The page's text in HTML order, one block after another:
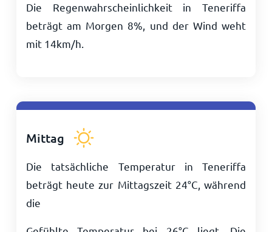
Die Regenwahrscheinlichkeit in Teneriffa
beträgt am Morgen 8%, und der Wind weht
mit 14km/h
Mittag
Die tatsächliche Temperatur in Teneriffa
beträgt heute zur Mittagszeit 24°C , während
die